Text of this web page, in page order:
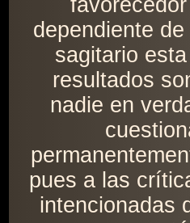
dependiente
sagitario
resultados
nadie en
pues a las
intencionadas